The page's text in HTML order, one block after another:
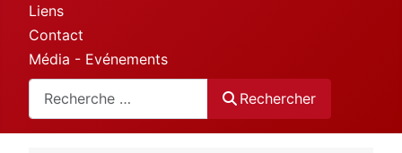
Liens
Contact
Média - Evénements
Rechercher
Rechercher